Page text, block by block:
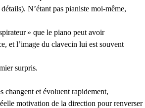
N’étant pas pianiste moi-même,
» que le piano peut avoir
et l’image du clavecin lui est souvent
surpris.
changent et évoluent rapidement,
motivation de la direction pour renverser